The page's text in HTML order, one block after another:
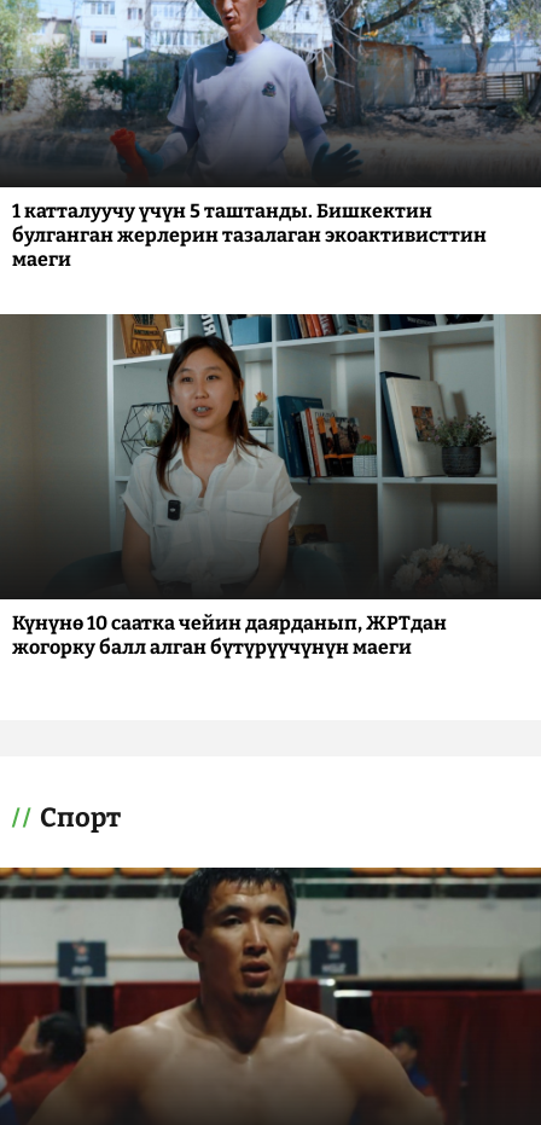
1 катталуучу үчүн 5 таштанды. Бишкектин
булганган жерлерин тазалаган экоактивисттин
маеги
Күнүнө 10 саатка чейин даярданып, ЖРТдан
жогорку балл алган бүтүрүүчүнүн маеги
Спорт